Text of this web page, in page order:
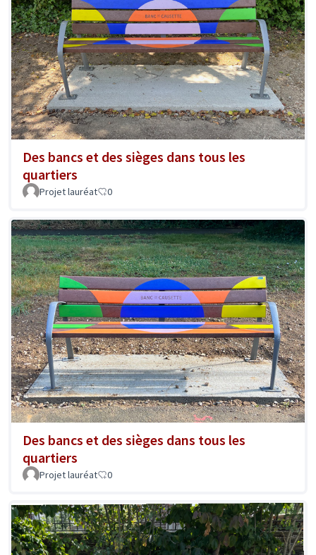
Des bancs et des sièges dans tous les
quartiers
Projet lauréat 0
Des bancs et des sièges dans tous les
quartiers
Projet lauréat 0